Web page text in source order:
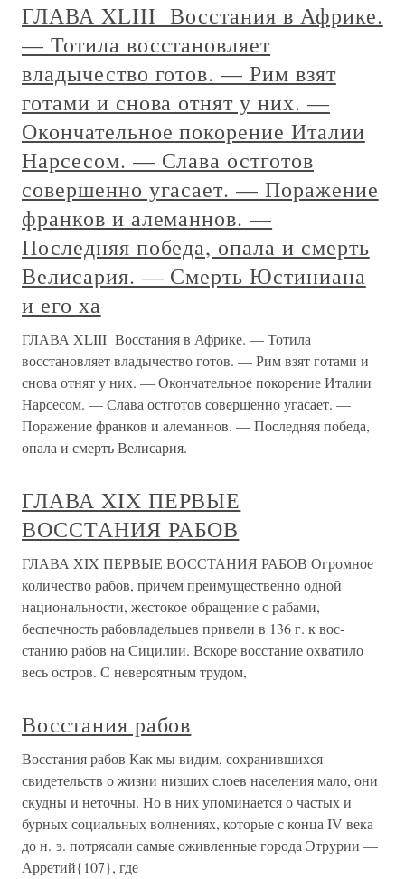
ГЛАВА XLIII Восстания в Африке.
— Тотила восстановляет
владычество готов. — Рим взят
готами и снова отнят у них. —
Окончательное покорение Италии
Нарсесом. — Слава остготов
совершенно угасает. — Поражение
франков и алеманнов. —
Последняя победа, опала и смерть
Велисария. — Смерть Юстиниана
и его ха
ГЛАВА XLIII Восстания в Африке. — Тотила
восстановляет владычество готов. — Рим взят готами и
снова отнят у них. — Окончательное покорение Италии
Нарсесом. — Слава остготов совершенно угасает. —
Поражение франков и алеманнов. — Последняя победа,
опала и смерть Велисария.
ГЛАВА XIX ПЕРВЫЕ
ВОССТАНИЯ РАБОВ
ГЛАВА XIX ПЕРВЫЕ ВОССТАНИЯ РАБОВ Огромное
количество рабов, причем преимущественно одной
национальности, жестокое обращение с рабами,
беспечность рабовладельцев привели в 136 г. к вос­
станию рабов на Сицилии. Вскоре восстание охватило
весь остров. С невероятным трудом,
Восстания рабов
Восстания рабов Как мы видим, сохранившихся
свидетельств о жизни низших слоев населения мало, они
скудны и неточны. Но в них упоминается о частых и
бурных социальных волнениях, которые с конца IV века
до н. э. потрясали самые оживленные города Этрурии —
Арретий{107}, где